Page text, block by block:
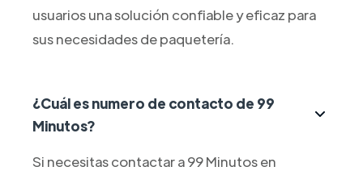
usuarios una solución confiable y eficaz para
sus necesidades de paquetería.
¿Cuál es numero de contacto de 99
Minutos?
Si necesitas contactar a 99 Minutos en